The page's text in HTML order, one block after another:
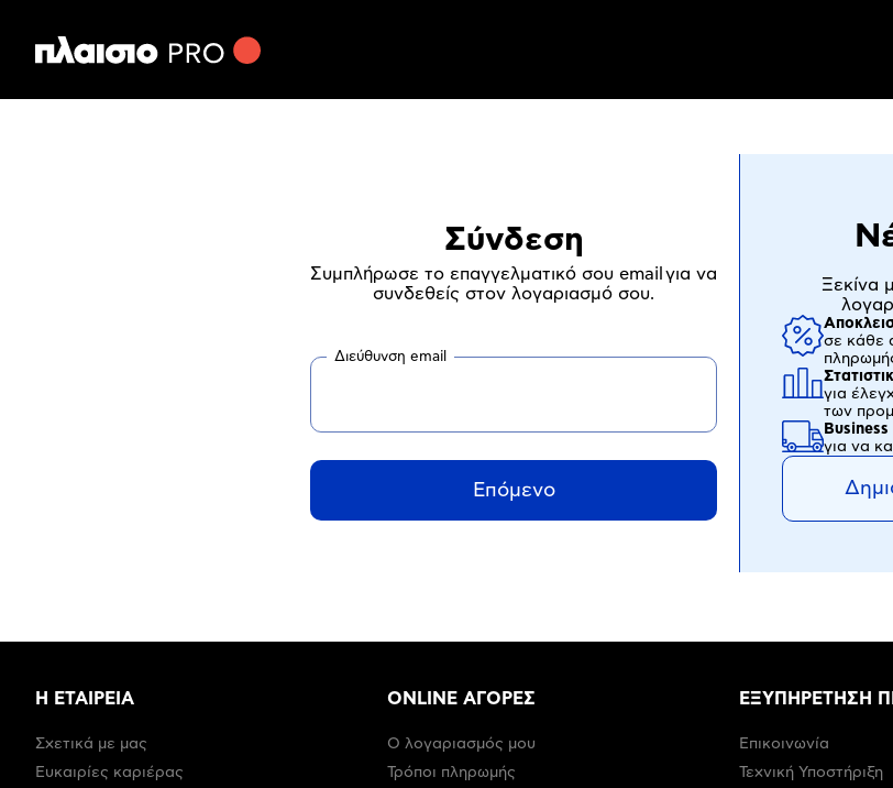
Σύνδεση
Συμπλήρωσε το επαγγελματικό σου email για να
συνδεθείς στον λογαριασμό σου.
Διεύθυνση email
Επόμενο
Ξεκίνα
σε κάθε
για
των
για να
Η ΕΤΑΙΡΕΙΑ
Σχετικά με μας
Ευκαιρίες καριέρας
ONLINE ΑΓΟΡΕΣ
Ο λογαριασμός μου
Τρόποι πληρωμής
ΕΞΥΠΗΡΕΤΗΣΗ
Επικοινωνία
Τεχνική Υποστήριξη